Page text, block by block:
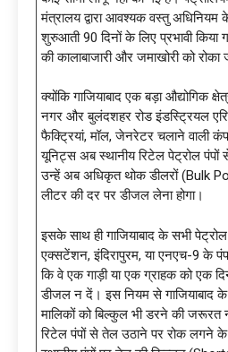
मंत्रालय द्वारा आवश्यक वस्तु अधिनियम
शुरुआती 90 दिनों के लिए प्रभावी किया
की कालाबाजारी और जमाखोरी को
क्योंकि गाजियाबाद एक बड़ा औद्योगिक
नगर और बुलंदशहर रोड इंडस्ट्रियल
फैक्ट्रियां, मॉल, जेनरेटर चलाने वाली
यूनिट्स अब स्थानीय रिटेल पेट्रोल पंपों
उन्हें अब अधिकृत थोक डीलरों (Bulk
लीटर की दर पर डीजल लेना होगा।
इसके साथ ही गाजियाबाद के सभी
एक्सटेंशन, इंदिरापुरम, या एनएच-9 के
कि वे एक गाड़ी या एक ग्राहक को एक
डीजल न दें। इस नियम से गाजियाबाद
मालिकों को बिल्कुल भी डरने की जरूरत
रिटेल पंपों से तेल उठाने पर रोक लगने के